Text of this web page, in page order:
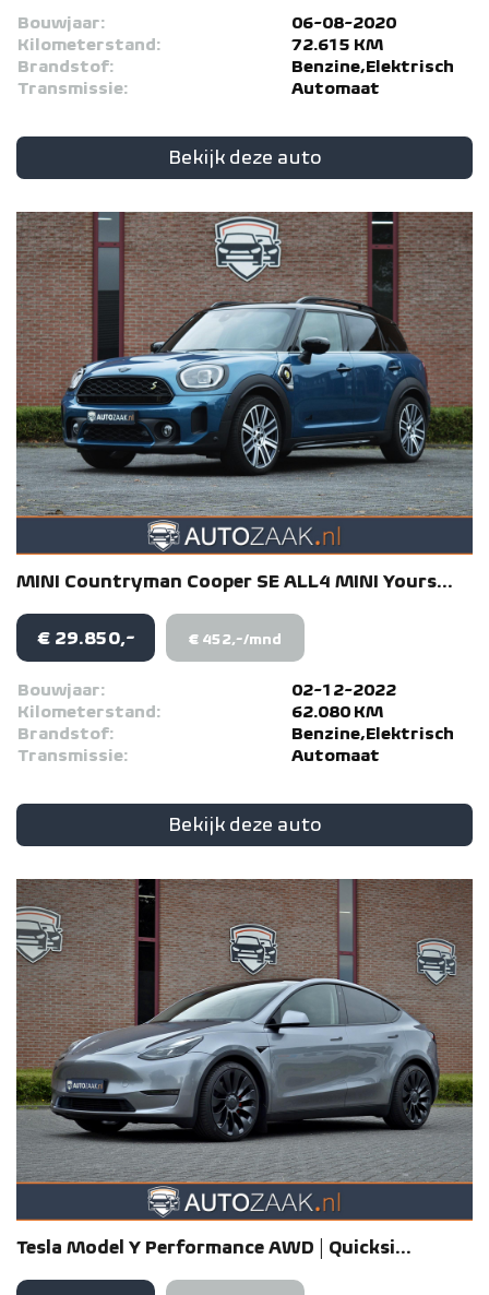
Bouwjaar:
06-08-2020
Kilometerstand:
72.615 KM
Brandstof:
Benzine,Elektrisch
Transmissie:
Automaat
Bekijk deze auto
MINI Countryman Cooper SE ALL4 MINI Yours...
€ 29.850,- € 452,-/mnd
Bouwjaar:
02-12-2022
Kilometerstand:
62.080 KM
Brandstof:
Benzine,Elektrisch
Transmissie:
Automaat
Bekijk deze auto
Tesla Model Y Performance AWD | Quicksi...